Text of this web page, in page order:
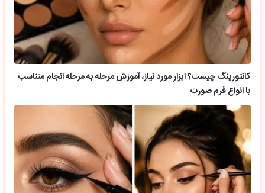
کانتورینگ چیست؟ ابزار مورد نیاز، آموزش مرحله به مرحله انجام متناسب
با انواع فرم صورت